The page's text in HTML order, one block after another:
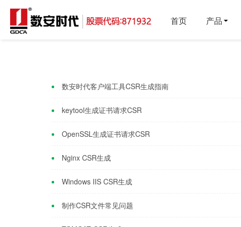
首页 产品
数安时代客户端工具CSR生成指南
keytool生成证书请求CSR
OpenSSL生成证书请求CSR
Nginx CSR生成
Windows IIS CSR生成
制作CSR文件常见问题